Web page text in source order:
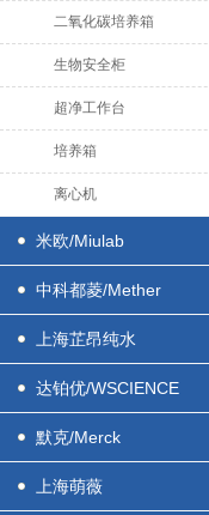
二氧化碳培养箱
生物安全柜
超净工作台
培养箱
离心机
米欧/Miulab
中科都菱/Mether
上海芷昂纯水
达铂优/WSCIENCE
默克/Merck
上海萌薇